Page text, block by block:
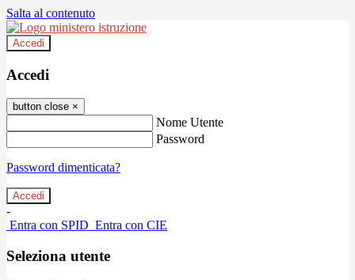
Salta al contenuto
Accedi
Accedi
button close ×
Nome Utente
Password
Password dimenticata?
-
Entra con SPID Entra con CIE
Seleziona utente